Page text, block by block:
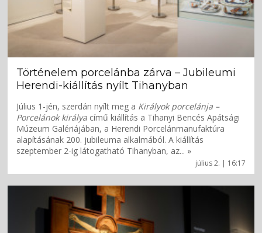
július 2. | 16:17
Történelem porcelánba zárva – Jubileumi
Herendi-kiállítás nyílt Tihanyban
Július 1-jén, szerdán nyílt meg a Királyok porcelánja –
Porcelánok királya című kiállítás a Tihanyi Bencés Apátsági
Múzeum Galériájában, a Herendi Porcelánmanufaktúra
alapításának 200. jubileuma alkalmából. A kiállítás
szeptember 2-ig látogatható Tihanyban, az... »